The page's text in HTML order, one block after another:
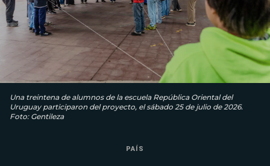
Una treintena de alumnos de la escuela República Oriental del
Uruguay participaron del proyecto, el sábado 25 de julio de 2026.
Foto: Gentileza
PAÍS